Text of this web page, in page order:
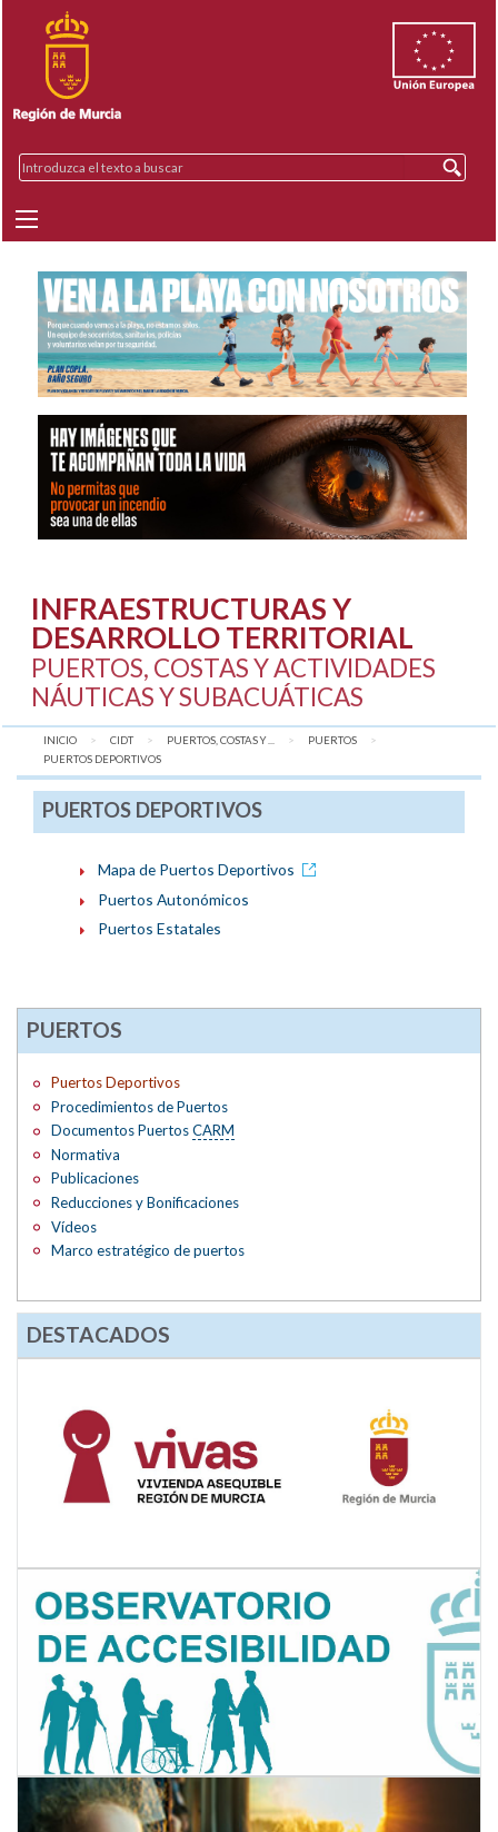
INFRAESTRUCTURAS Y
DESARROLLO TERRITORIAL
PUERTOS, COSTAS Y ACTIVIDADES
NÁUTICAS Y SUBACUÁTICAS
INICIO CIDT PUERTOS, COSTAS Y ...
PUERTOS
AQUÍ:
PUERTOS DEPORTIVOS
PUERTOS DEPORTIVOS
Mapa de Puertos Deportivos
Puertos Autonómicos
Puertos Estatales
PUERTOS
Puertos Deportivos
Procedimientos de Puertos
Documentos PuertosCARM
Normativa
Publicaciones
Reducciones y Bonificaciones
Vídeos
Marco estratégico de puertos
DESTACADOS